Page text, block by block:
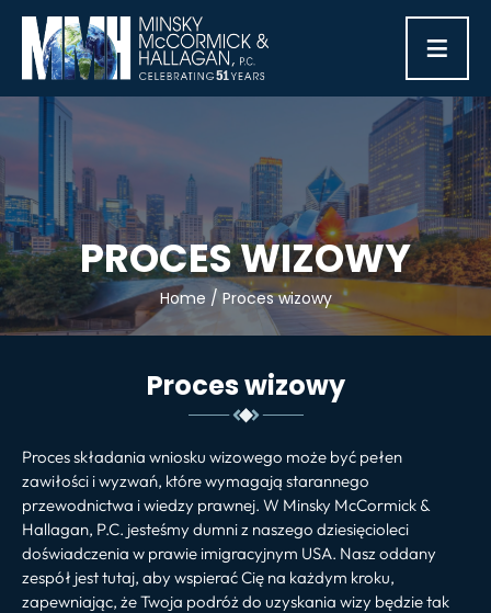
≡
PROCES WIZOWY
Home / Proces wizowy
Proces wizowy
Proces składania wniosku wizowego może być pełen
zawiłości i wyzwań, które wymagają starannego
przewodnictwa i wiedzy prawnej. W Minsky McCormick &
Hallagan, P.C. jesteśmy dumni z naszego dziesięcioleci
doświadczenia w prawie imigracyjnym USA. Nasz oddany
zespół jest tutaj, aby wspierać Cię na każdym kroku,
zapewniając, że Twoja podróż do uzyskania wizy będzie tak